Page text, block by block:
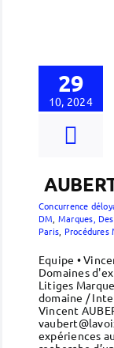
29
10, 2024
Concurrence
DM Marques,
Paris Procédures
Equipe •
Domaines
Litiges
domaine /
Vincent
expériences